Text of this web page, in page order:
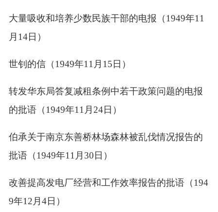
大量吸收和培养少数民族干部的电报（1949年11
月 14日）
世钊的信（1949年11月 15 日）
转发华东局答复减租条例中若干政策问题的电报
的批语（1949年11 月 24日）
伯承关于南京东善桥林场森林被乱伐情况报告的
批语（1949年11 月 30 日）
改善提高发电厂经营和工作效率报告的批语（194
9年12 月 4日）